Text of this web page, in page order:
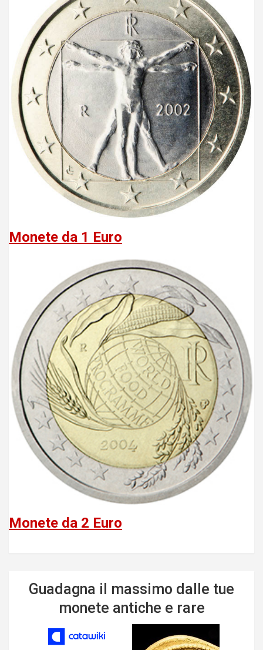
Monete da 1 Euro
Monete da 2 Euro
Guadagna il massimo dalle tue
monete antiche e rare